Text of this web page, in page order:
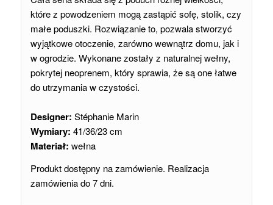
które z powodzeniem mogą zastąpić sofę, stolik, czy
małe poduszki. Rozwiązanie to, pozwala stworzyć
wyjątkowe otoczenie, zarówno wewnątrz domu, jak i
w ogrodzie. Wykonane zostały z naturalnej wełny,
pokrytej neoprenem, który sprawia, że są one łatwe
do utrzymania w czystości.
Designer: Stéphanie Marin
Wymiary: 41/36/23 cm
Materiał: wełna
Produkt dostępny na zamówienie. Realizacja
zamówienia do 7 dni.